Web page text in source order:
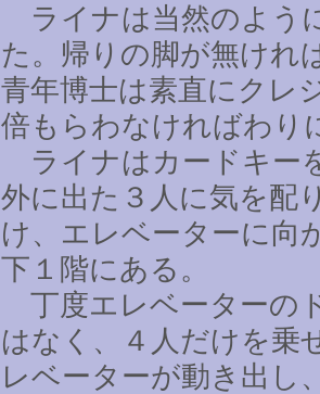
ライナは当然のよう
た。帰りの脚が無けれ
青年博士は素直にクレ
倍もらわなければわり
ライナはカードキー
外に出た３人に気を配
け、エレベーターに向
下１階にある。
丁度エレベーターの
はなく、４人だけを乗
レベーターが動き出し